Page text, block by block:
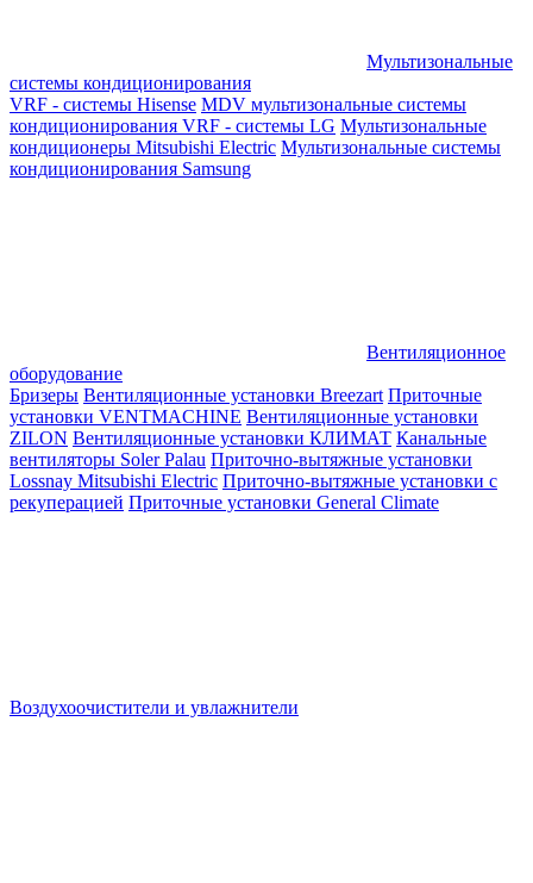
Мультизональные
системы кондиционирования
VRF - системы Hisense MDV мультизональные системы
кондиционирования VRF - системы LG Мультизональные
кондиционеры Mitsubishi Electric Мультизональные системы
кондиционирования Samsung
Вентиляционное
оборудование
Бризеры Вентиляционные установки Breezart Приточные
установки VENTMACHINE Вентиляционные установки
ZILON Вентиляционные установки КЛИМАТ Канальные
вентиляторы Soler Palau Приточно-вытяжные установки
Lossnay Mitsubishi Electric Приточно-вытяжные установки с
рекуперацией Приточные установки General Climate
Воздухоочистители и увлажнители